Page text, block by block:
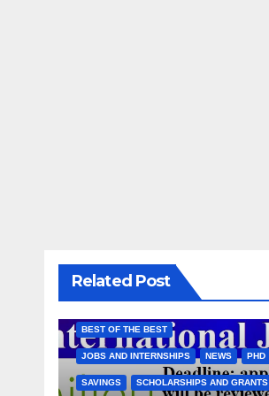
Related Post
BEST OF THE BEST
JOBS AND INTERNSHIPS NEWS PHD
SAVINGS SCHOLARSHIPS AND GRANTS